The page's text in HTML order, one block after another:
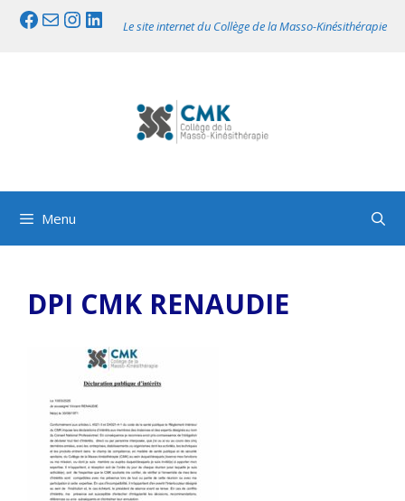
AllerFacebook
MailInstagram
LinkedIn
Le site internet du Collège de la Masso-Kinésithérapie
Menu
DPI CMK RENAUDIE